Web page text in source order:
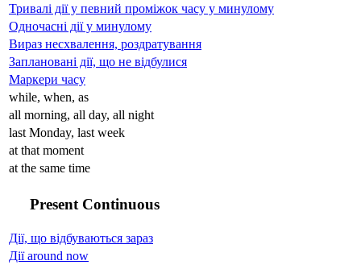
Тривалі дії у певний проміжок часу у минулому
Одночасні дії у минулому
Вираз несхвалення, роздратування
Заплановані дії, що не відбулися
Маркери часу
while, when, as
all morning, all day, all night
last Monday, last week
at that moment
at the same time
Present Continuous
Дії, що відбуваються зараз
Дії around now